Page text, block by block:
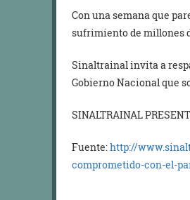
Con una semana que
sufrimiento de millones
Sinaltrainal invita a
Gobierno Nacional que
SINALTRAINAL
Fuente:http://
comprometido-con-el-